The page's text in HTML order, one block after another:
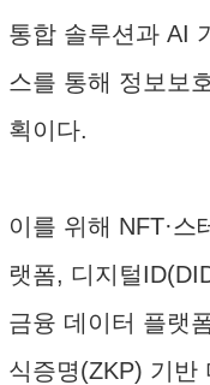
통합 솔루션과 AI
스를 통해 정보보
획이다.
이를 위해 NFT·
랫폼, 디지털
금융 데이터 플랫
식증명(ZKP) 기반